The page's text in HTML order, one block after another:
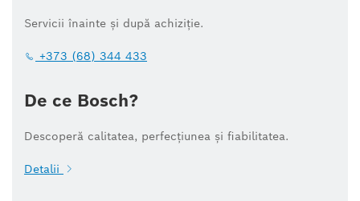
Servicii înainte și după achiziție.
+373 (68) 344 433
De ce Bosch?
Descoperă calitatea, perfecțiunea și fiabilitatea.
Detalii